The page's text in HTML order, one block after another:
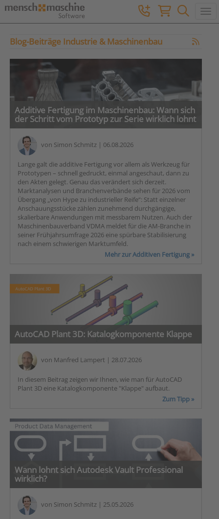
Blog-Beiträge Industrie & Maschinenbau
Additive Fertigung im Maschinenbau: Wann sich
der Schritt vom Prototyp zur Serie wirklich lohnt
von Simon Schmitz | 06.08.2026
Lange galt die additive Fertigung vor allem als Werkzeug für
Prototypen – schnell gedruckt, einmal angeschaut, dann zu
den Akten gelegt. Genau das verändert sich derzeit.
Marktanalysen und Branchenverbände sehen für 2026 vom
Übergang „von Hype zu industrieller Reife“: Statt einzelner
Anschauungsstücke zählen zunehmend durchgängige,
skalierbare Anwendungen mit messbarem Nutzen. Auch der
Maschinenbauverband VDMA meldet für die AM-Branche in
seiner Frühjahrsumfrage 2026 eine spürbare Stabilisierung
nach einem schwierigen Marktumfeld.
Mehr zur Additiven Fertigung »
AutoCAD Plant 3D: Katalogkomponente Klappe
von Manfred Lampert | 28.07.2026
In diesem Beitrag zeigen wir Ihnen, wie man für AutoCAD
Plant 3D eine Katalogkomponente "Klappe" aufbaut.
Zum Tipp »
Wann lohnt sich Autodesk Vault Professional
wirklich?
von Simon Schmitz | 25.05.2026